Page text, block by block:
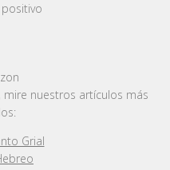
nuestros artículos más
Grial